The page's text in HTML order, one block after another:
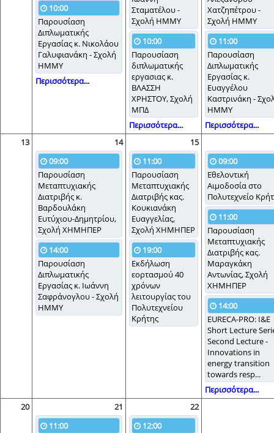
10:00
Παρουσίαση
Διπλωματικής
Εργασίας κ. Νικολάου
Γαλυφιανάκη - Σχολή
ΗΜΜΥ
Περισσότερα...
Σταματέλου -
Σχολή ΗΜΜΥ
10:00
Παρουσίαση
διπλωματικής
εργασιας κ.
ΒΛΑΣΣΗ
ΧΡΗΣΤΟΥ, Σχολή
ΜΠΔ
Περισσότερα...
Χατζηπέτρου -
Σχολή ΗΜΜΥ
11:00
Παρουσίαση
Διπλωματικής
Εργασίας κ.
Ευαγγέλου
Καστρινάκη -
ΗΜΜΥ
Περισσότερα...
13
14
15
09:00
Παρουσίαση
Μεταπτυχιακής
Διατριβής κ.
Βαρδουλάκη
Ευτύχιου-Δημητρίου,
Σχολή ΧΗΜΗΠΕΡ
14:00
Παρουσίαση
Διπλωματικής
Εργασίας κ. Ιωάννη
Σαφράνογλου - Σχολή
ΗΜΜΥ
11:00
Παρουσίαση
Μεταπτυχιακής
Διατριβής κας.
Κουκιανάκη
Ευαγγελίας,
Σχολή ΧΗΜΗΠΕΡ
19:00
Εκδήλωση
εορτασμού 40
χρόνων
λειτουργίας του
Πολυτεχνείου
Κρήτης
09:00
Εθελοντική
Αιμοδοσία στο
Πολυτεχνείο
11:00
Παρουσίαση
Μεταπτυχιακής
Διατριβής κας.
Μαραγκάκη
Αντωνίας, Σχολή
ΧΗΜΗΠΕΡ
14:00
EURECA-PRO: I&E
Short Lecture
Second Lecture -
Innovations in
energy transition
towards resp...
Περισσότερα...
20
21
22
11:00
12:00